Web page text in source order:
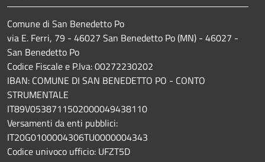
Comune di San Benedetto Po
via E. Ferri, 79 - 46027 San Benedetto Po (MN) - 46027 -
San Benedetto Po
Codice Fiscale e P.Iva: 00272230202
IBAN: COMUNE DI SAN BENEDETTO PO - CONTO
STRUMENTALE
IT89V0538711502000049438110
Versamenti da enti pubblici:
IT20G0100004306TU0000004343
Codice univoco ufficio: UFZT5D